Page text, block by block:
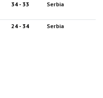
34 - 33 Serbia
24 - 34 Serbia